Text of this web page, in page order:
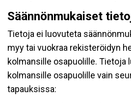
Säännönmukaiset
Tietoja ei luovuteta
myy tai vuokraa rekisteröidyn
kolmansille osapuolille. Tietoja
kolmansille osapuolille vain
tapauksissa: